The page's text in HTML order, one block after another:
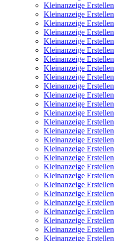
Kleinanzeige Erstellen
Kleinanzeige Erstellen
Kleinanzeige Erstellen
Kleinanzeige Erstellen
Kleinanzeige Erstellen
Kleinanzeige Erstellen
Kleinanzeige Erstellen
Kleinanzeige Erstellen
Kleinanzeige Erstellen
Kleinanzeige Erstellen
Kleinanzeige Erstellen
Kleinanzeige Erstellen
Kleinanzeige Erstellen
Kleinanzeige Erstellen
Kleinanzeige Erstellen
Kleinanzeige Erstellen
Kleinanzeige Erstellen
Kleinanzeige Erstellen
Kleinanzeige Erstellen
Kleinanzeige Erstellen
Kleinanzeige Erstellen
Kleinanzeige Erstellen
Kleinanzeige Erstellen
Kleinanzeige Erstellen
Kleinanzeige Erstellen
Kleinanzeige Erstellen
Kleinanzeige Erstellen